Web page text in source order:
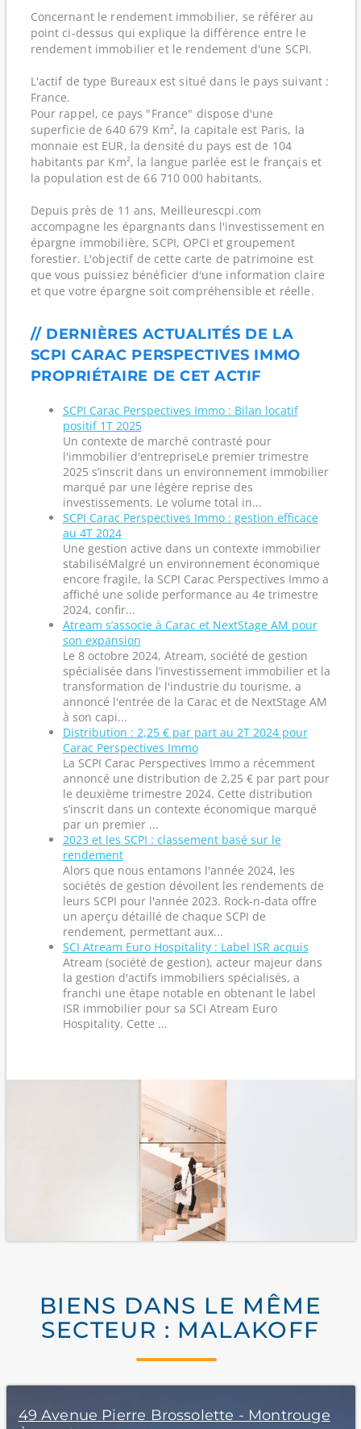
Concernant le rendement immobilier, se référer au
point ci-dessus qui explique la différence entre le
rendement immobilier et le rendement d'une SCPI.
L'actif de type Bureaux est situé dans le pays suivant :
France.
Pour rappel, ce pays "France" dispose d'une
superficie de 640 679 Km², la capitale est Paris, la
monnaie est EUR, la densité du pays est de 104
habitants par Km², la langue parlée est le français et
la population est de 66 710 000 habitants.
Depuis près de 11 ans, Meilleurescpi.com
accompagne les épargnants dans l'investissement en
épargne immobilière, SCPI, OPCI et groupement
forestier. L'objectif de cette carte de patrimoine est
que vous puissiez bénéficier d'une information claire
et que votre épargne soit compréhensible et réelle.
// DERNIÈRES ACTUALITÉS DE LA
SCPI CARAC PERSPECTIVES IMMO
PROPRIÉTAIRE DE CET ACTIF
SCPI Carac Perspectives Immo : Bilan locatif
positif 1T 2025
Un contexte de marché contrasté pour
l'immobilier d'entrepriseLe premier trimestre
2025 s’inscrit dans un environnement immobilier
marqué par une légère reprise des
investissements. Le volume total in...
SCPI Carac Perspectives Immo : gestion efficace
au 4T 2024
Une gestion active dans un contexte immobilier
stabiliséMalgré un environnement économique
encore fragile, la SCPI Carac Perspectives Immo a
affiché une solide performance au 4e trimestre
2024, confir...
Atream s’associe à Carac et NextStage AM pour
son expansion
Le 8 octobre 2024, Atream, société de gestion
spécialisée dans l’investissement immobilier et la
transformation de l'industrie du tourisme, a
annoncé l'entrée de la Carac et de NextStage AM
à son capi...
Distribution : 2,25 € par part au 2T 2024 pour
Carac Perspectives Immo
La SCPI Carac Perspectives Immo a récemment
annoncé une distribution de 2,25 € par part pour
le deuxième trimestre 2024. Cette distribution
s’inscrit dans un contexte économique marqué
par un premier ...
2023 et les SCPI : classement basé sur le
rendement
Alors que nous entamons l'année 2024, les
sociétés de gestion dévoilent les rendements de
leurs SCPI pour l'année 2023. Rock-n-data offre
un aperçu détaillé de chaque SCPI de
rendement, permettant aux...
SCI Atream Euro Hospitality : Label ISR acquis
Atream (société de gestion), acteur majeur dans
la gestion d'actifs immobiliers spécialisés, a
franchi une étape notable en obtenant le label
ISR immobilier pour sa SCI Atream Euro
Hospitality. Cette ...
BIENS DANS LE MÊME
SECTEUR : MALAKOFF
49 Avenue Pierre Brossolette - Montrouge